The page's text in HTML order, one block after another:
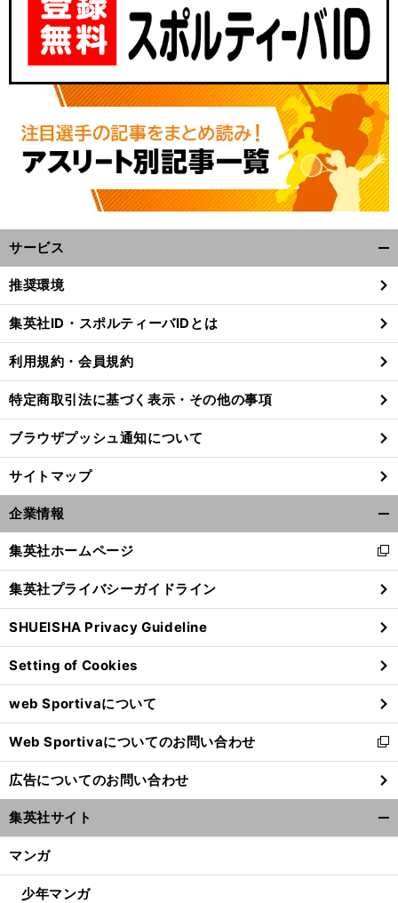
へ
サービス
閉
る
推奨環境
集英社ID・スポルティーバIDとは
利用規約・会員規約
特定商取引法に基づく表示・その他の事項
ブラウザプッシュ通知について
サイトマップ
企業情報
閉
る
集英社ホームページ
新
し
い
ウ
ィ
ン
ド
ウ
で
開
く
集英社プライバシーガイドライン
SHUEISHA Privacy Guideline
Setting of Cookies
web Sportivaについて
Web Sportivaについてのお問い合わせ
新
し
い
ウ
ィ
ン
ウ
広告についてのお問い合わせ
集英社サイト
マンガ
少年マンガ